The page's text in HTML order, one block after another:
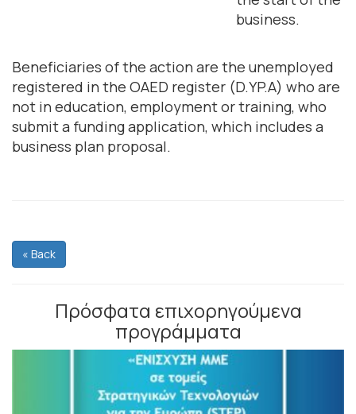
business.
Beneficiaries of the action are the unemployed
registered in the OAED register (D.YP.A) who are
not in education, employment or training, who
submit a funding application, which includes a
business plan proposal.
« Back
Πρόσφατα επιχορηγούμενα
προγράμματα